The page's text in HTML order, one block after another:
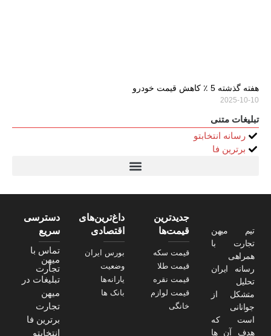
هفته گذشته 5 ٪ کاهش قیمت خودرو
2025-10-10
تبلیغات متنی
رسانه انتخابتو
برترین فا
تیم میهن
تجارت با
همراهی
رسانه ایران
تحلیل
متشکل از
جوانانی
است که
هدف آن ها
جدیدترین
قیمت‌ها
قیمت سکه
قیمت طلا
قیمت نقره
قیمت لوازم
خانگی
داغ‌ترین‌های
اقتصادی
بورس ایران
وضعیت
یارانه‌ها
بانک ها
دسترسی
سریع
تماس با
میهن
تجارت
تبلیغات در
میهن
تجارت
برترین فا
انتخابتو